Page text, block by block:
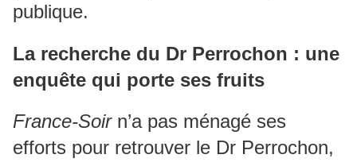
publique.
La recherche du Dr Perrochon : une
enquête qui porte ses fruits
France-Soirn’a pas ménagé ses
efforts pour retrouver le Dr Perrochon,